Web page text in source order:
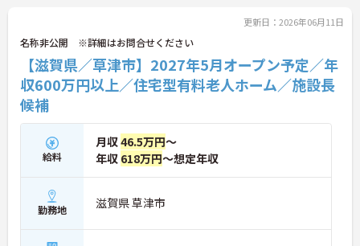
もしっかり確保できます。確定給付企業年金や1食2
00円程度の食事補助、会員制高級リゾートの利用な
ど、独自の福利厚生も大変充実しています。有資格
者の方にご自身の経験を活かしながら、充実した待
遇のもとで新しい施設を作り上げるやりがいを感じ
ていただける大変おすすめの求人となっておりま
す。
★おすすめPOINT★
【安定した高収入と充実の福利厚生】
・想定年収618万円と高い給与水準に加えて業績に
よる決算賞与の支給があります
・確定給付企業年金への加入や勤続3年以上の退職
金制度など将来に向けた備えができます
更新日：2026年06月11日
名称非公開 ※詳細はお問合せください
【滋賀県／草津市】2027年5月オープン予定／年
収600万円以上／住宅型有料老人ホーム／施設長
候補
給料
月収46.5万円～
年収 618万円～想定年収
勤務地 滋賀県 草津市